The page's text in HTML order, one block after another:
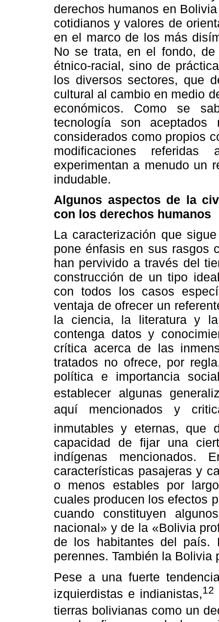
derechos humanos en
cotidianos y valores de
en el marco de los más
No se trata, en el fondo,
étnico-racial, sino de
los diversos sectores, que
cultural al cambio en medio
económicos. Como se
tecnología son
considerados como propios
modificaciones
experimentan a menudo un
indudable.
Algunos aspectos de la
con los derechos humanos
La caracterización que
pone énfasis en sus rasgos
han pervivido a través del
construcción de un tipo
con todos los casos
ventaja de ofrecer un
la ciencia, la literatura y
contenga datos y
crítica acerca de las
tratados no ofrece, por
política e importancia
establecer algunas
aquí mencionados y
inmutables y eternas, que
capacidad de fijar una
indígenas
características pasajeras y
o menos estables por
cuales producen los efectos
cuando constituyen
nacional» y de la «Bolivia
de los habitantes del país.
perennes. También la Bolivia
Pese a una fuerte
izquierdistas e indianistas,12
tierras bolivianas como un